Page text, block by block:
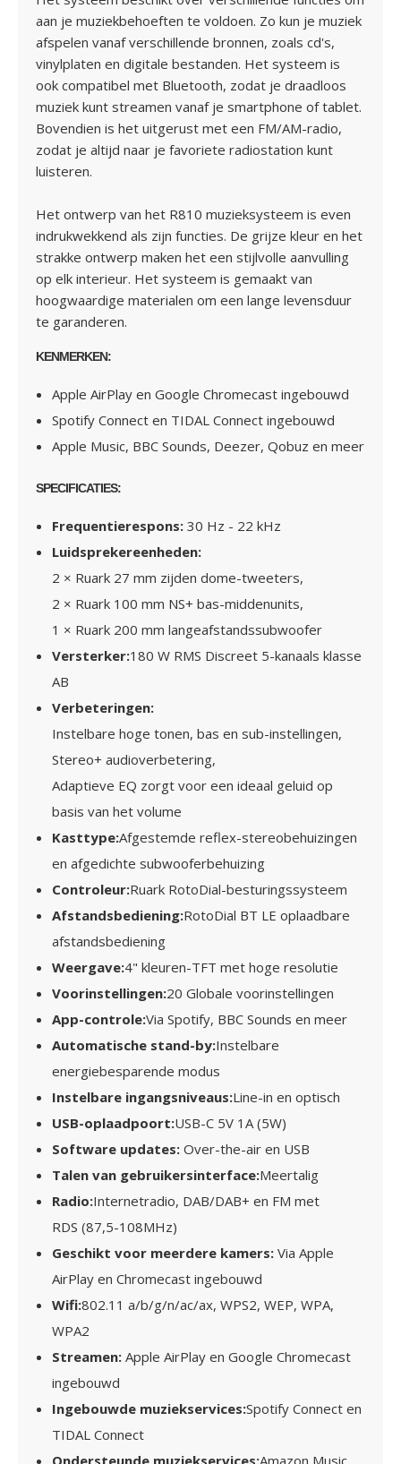
aan je muziekbehoeften te voldoen. Zo kun je muziek
afspelen vanaf verschillende bronnen, zoals cd's,
vinylplaten en digitale bestanden. Het systeem is
ook compatibel met Bluetooth, zodat je draadloos
muziek kunt streamen vanaf je smartphone of tablet.
Bovendien is het uitgerust met een FM/AM-radio,
zodat je altijd naar je favoriete radiostation kunt
luisteren.
Het ontwerp van het R810 muzieksysteem is even
indrukwekkend als zijn functies. De grijze kleur en het
strakke ontwerp maken het een stijlvolle aanvulling
op elk interieur. Het systeem is gemaakt van
hoogwaardige materialen om een lange levensduur
te garanderen.
KENMERKEN:
Apple AirPlay en Google Chromecast ingebouwd
Spotify Connect en TIDAL Connect ingebouwd
Apple Music, BBC Sounds, Deezer, Qobuz en meer
SPECIFICATIES:
Frequentierespons: 30 Hz - 22 kHz
Luidsprekereenheden:
2 × Ruark 27 mm zijden dome-tweeters,
2 × Ruark 100 mm NS+ bas-middenunits,
1 × Ruark 200 mm langeafstandssubwoofer
Versterker:180 W RMS Discreet 5-kanaals klasse
AB
Verbeteringen:
Instelbare hoge tonen, bas en sub-instellingen,
Stereo+ audioverbetering,
Adaptieve EQ zorgt voor een ideaal geluid op
basis van het volume
Kasttype:Afgestemde reflex-stereobehuizingen
en afgedichte subwooferbehuizing
Controleur:Ruark RotoDial-besturingssysteem
Afstandsbediening:RotoDial BT LE oplaadbare
afstandsbediening
Weergave:4" kleuren-TFT met hoge resolutie
Voorinstellingen:20 Globale voorinstellingen
App-controle:Via Spotify, BBC Sounds en meer
Automatische stand-by:Instelbare
energiebesparende modus
Instelbare ingangsniveaus:Line-in en optisch
USB-oplaadpoort:USB-C 5V 1A (5W)
Software updates: Over-the-air en USB
Talen van gebruikersinterface:Meertalig
Radio:Internetradio, DAB/DAB+ en FM met
RDS (87,5-108MHz)
Geschikt voor meerdere kamers: Via Apple
AirPlay en Chromecast ingebouwd
Wifi:802.11 a/b/g/n/ac/ax, WPS2, WEP, WPA,
WPA2
Streamen: Apple AirPlay en Google Chromecast
ingebouwd
Ingebouwde muziekservices:Spotify Connect en
TIDAL Connect
Ondersteunde muziekservices:Amazon Music,